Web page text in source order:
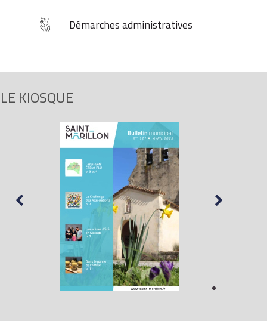
Démarches administratives
LE KIOSQUE